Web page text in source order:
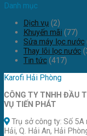
Danh mục
Dịch vụ (2)
Khuyến mãi (77)
Sửa máy lọc nước
Thay lõi lọc nước
Tin tức (417)
Karofi Hải Phòng
CÔNG TY TNHH ĐẦU
VỤ TIẾN PHÁT
Trụ sở công ty: Số
Hải, Q. Hải An, Hải